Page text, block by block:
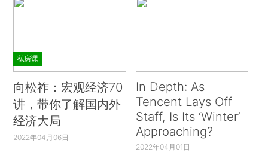
私房课
向松祚：宏观经济70
讲，带你了解国内外
经济大局
2022年04月06日
In Depth: As
Tencent Lays Off
Staff, Is Its ‘Winter’
Approaching?
2022年04月01日